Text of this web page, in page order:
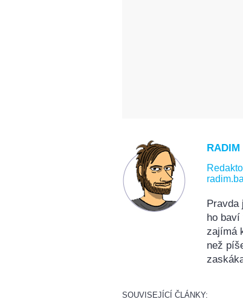
Pravda
ho
zajímá
než
SOUVISEJÍCÍ ČLÁNKY: